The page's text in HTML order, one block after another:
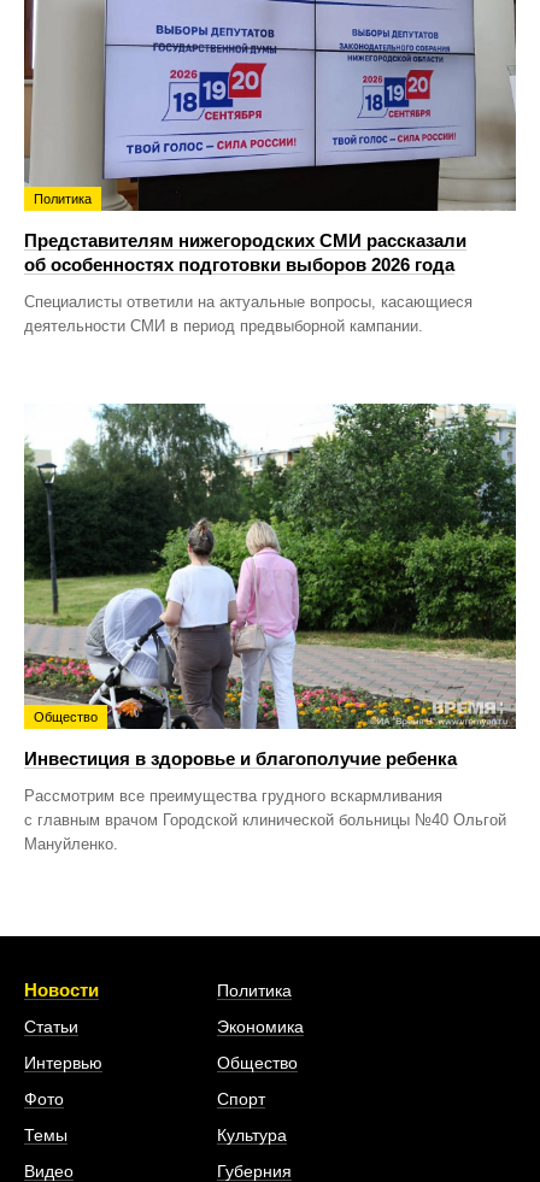
Политика
Представителям нижегородских СМИ рассказали
об особенностях подготовки выборов 2026 года
Специалисты ответили на актуальные вопросы, касающиеся
деятельности СМИ в период предвыборной кампании.
Общество
Инвестиция в здоровье и благополучие ребенка
Рассмотрим все преимущества грудного вскармливания
с главным врачом Городской клинической больницы №40 Ольгой
Мануйленко.
Новости
Статьи
Интервью
Фото
Темы
Видео
Политика
Экономика
Общество
Спорт
Культура
Губерния